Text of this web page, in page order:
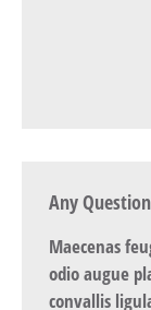
Any
Maecenas
odio augue
convallis